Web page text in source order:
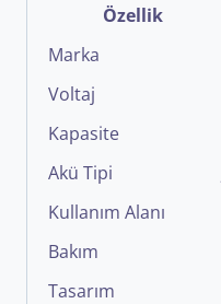
Özellik
Marka
Voltaj
Kapasite
Akü Tipi
Kullanım Alanı
Bakım
Tasarım